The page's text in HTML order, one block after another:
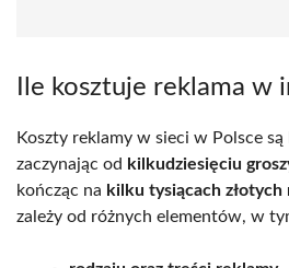
Ile kosztuje reklama w
Koszty reklamy w sieci w Polsce
zaczynając od kilkudziesięciu
kończąc na kilku tysiącach złotych
zależy od różnych elementów, w